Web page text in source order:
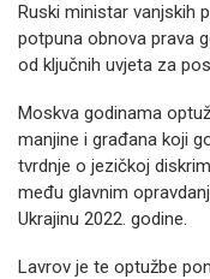
Ruski ministar vanjskih
potpuna obnova prava
od ključnih uvjeta za
Moskva godinama
manjine i građana koji
tvrdnje o jezičkoj
među glavnim
Ukrajinu 2022. godine.
Lavrov je te optužbe